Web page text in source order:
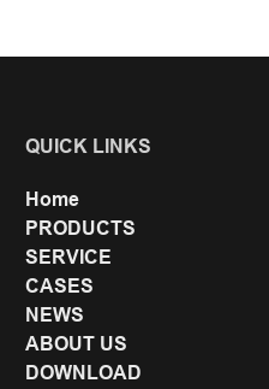
QUICK LINKS
Home
PRODUCTS
SERVICE
CASES
NEWS
ABOUT US
DOWNLOAD